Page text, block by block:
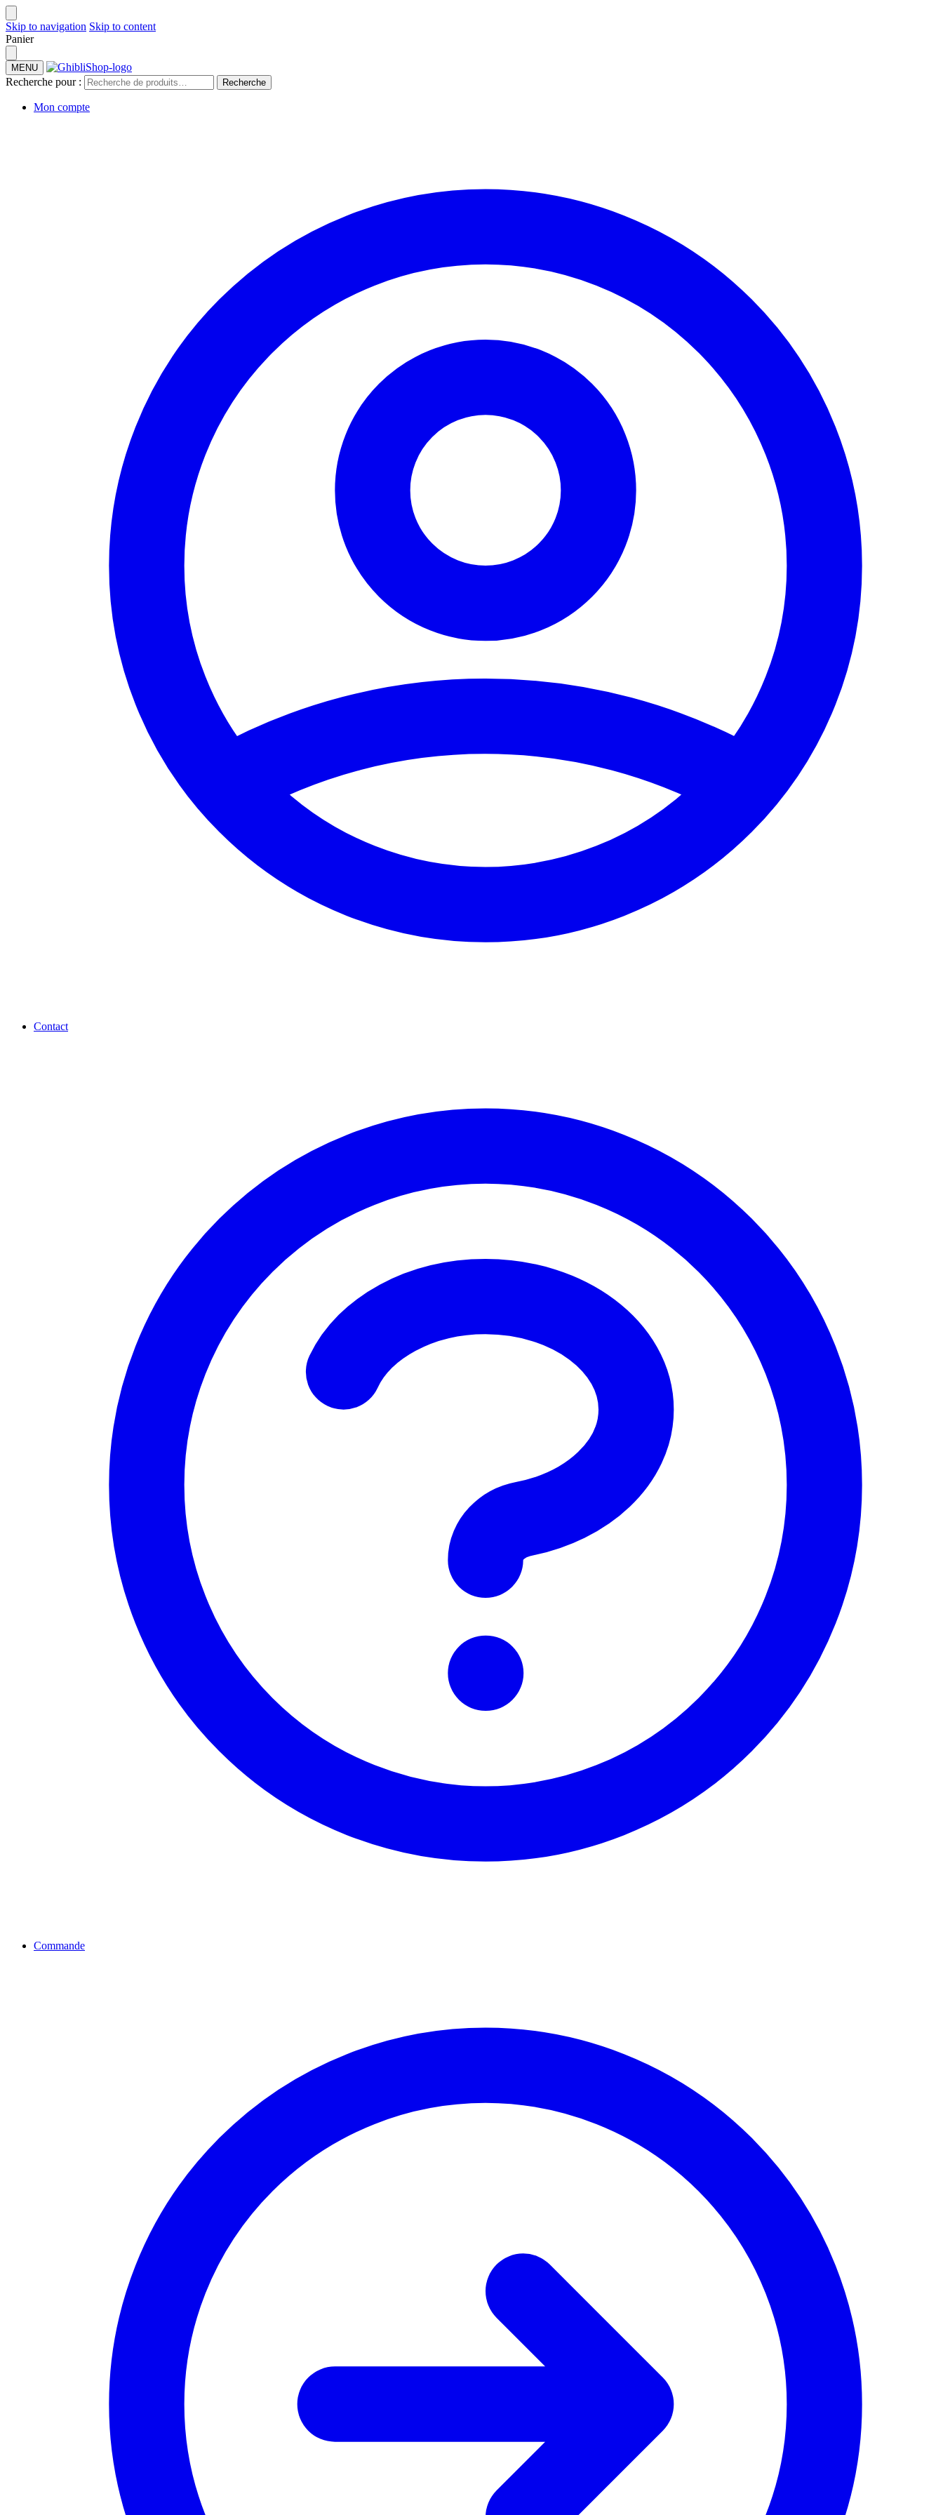
Skip to navigation Skip to content
Panier
MENU
Recherche pour : Recherche
Mon compte
Contact
Commande